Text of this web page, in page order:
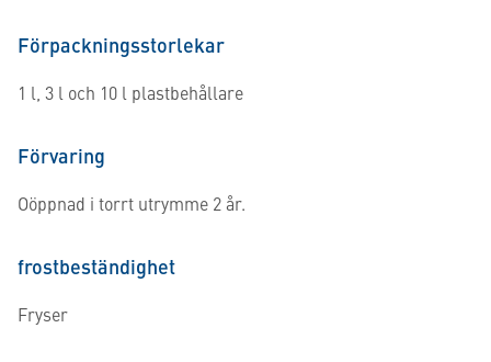
Förpackningsstorlekar
1 l, 3 l och 10 l plastbehållare
Förvaring
Oöppnad i torrt utrymme 2 år.
frostbeständighet
Fryser